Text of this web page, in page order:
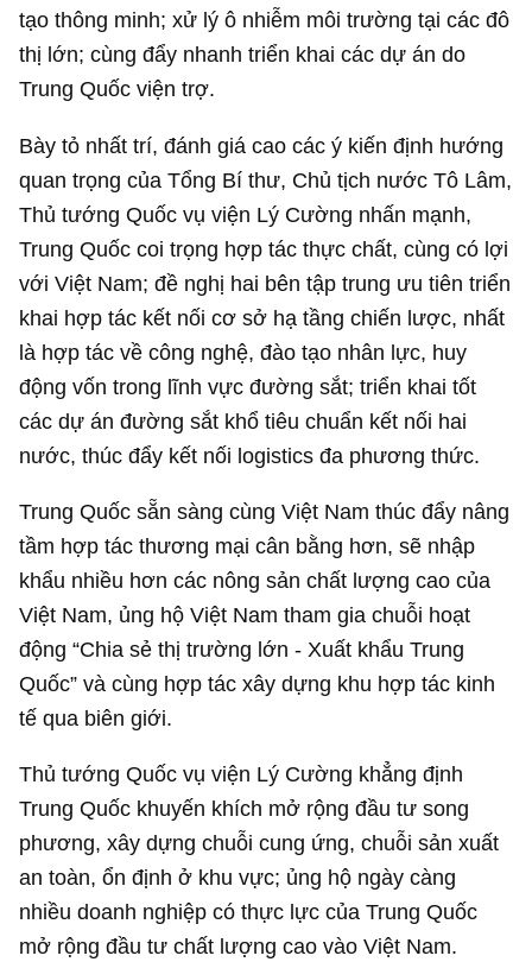
tạo thông minh; xử lý ô nhiễm môi trường tại các đô
thị lớn; cùng đẩy nhanh triển khai các dự án do
Trung Quốc viện trợ.
Bày tỏ nhất trí, đánh giá cao các ý kiến định hướng
quan trọng của Tổng Bí thư, Chủ tịch nước Tô Lâm,
Thủ tướng Quốc vụ viện Lý Cường nhấn mạnh,
Trung Quốc coi trọng hợp tác thực chất, cùng có lợi
với Việt Nam; đề nghị hai bên tập trung ưu tiên triển
khai hợp tác kết nối cơ sở hạ tầng chiến lược, nhất
là hợp tác về công nghệ, đào tạo nhân lực, huy
động vốn trong lĩnh vực đường sắt; triển khai tốt
các dự án đường sắt khổ tiêu chuẩn kết nối hai
nước, thúc đẩy kết nối logistics đa phương thức.
Trung Quốc sẵn sàng cùng Việt Nam thúc đẩy nâng
tầm hợp tác thương mại cân bằng hơn, sẽ nhập
khẩu nhiều hơn các nông sản chất lượng cao của
Việt Nam, ủng hộ Việt Nam tham gia chuỗi hoạt
động “Chia sẻ thị trường lớn - Xuất khẩu Trung
Quốc” và cùng hợp tác xây dựng khu hợp tác kinh
tế qua biên giới.
Thủ tướng Quốc vụ viện Lý Cường khẳng định
Trung Quốc khuyến khích mở rộng đầu tư song
phương, xây dựng chuỗi cung ứng, chuỗi sản xuất
an toàn, ổn định ở khu vực; ủng hộ ngày càng
nhiều doanh nghiệp có thực lực của Trung Quốc
mở rộng đầu tư chất lượng cao vào Việt Nam.